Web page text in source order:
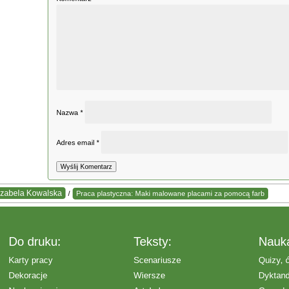
Nazwa *
Adres email *
Wyślij Komentarz
Izabela Kowalska / Praca plastyczna: Maki malowane placami za pomocą farb
Do druku:
Karty pracy
Dekoracje
Teksty:
Scenariusze
Wiersze
Quizy,